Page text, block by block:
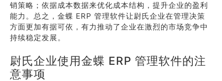
销策略；依据成本数据来优化成本结构，提升企业的盈利
能力。总之，金蝶 ERP 管理软件让尉氏企业在管理决策
方面更加有据可依，有力推动了企业在激烈的市场竞争中
持续稳定发展。
尉氏企业使用金蝶 ERP 管理软件的注
意事项